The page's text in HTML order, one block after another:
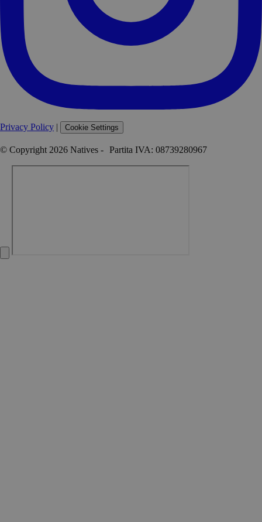
Privacy Policy | Cookie Settings
© Copyright 2026 Natives - Partita IVA: 08739280967